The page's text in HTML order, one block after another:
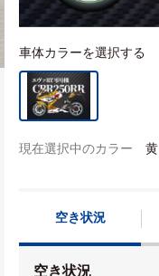
車体カラーを選択する
現在選択中のカラー 黄
空き状況
空き状況